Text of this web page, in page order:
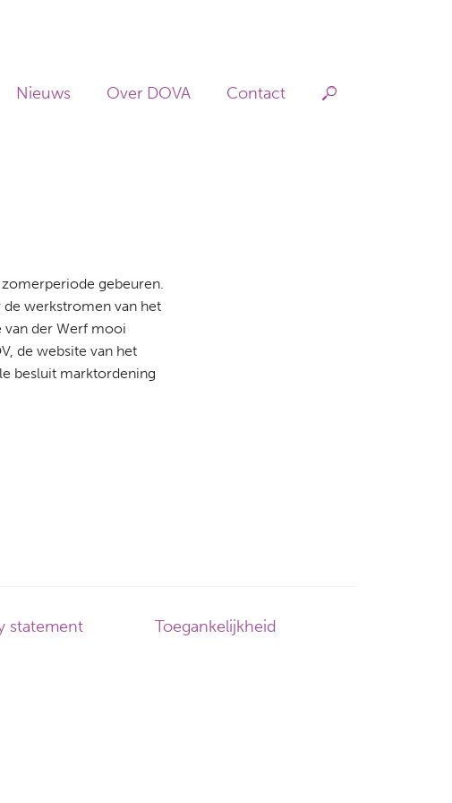
Nieuws Over DOVA Contact
gebeuren.
werkstromen van het
van der Werf mooi
de website van het
besluit marktordening
statement Toegankelijkheid